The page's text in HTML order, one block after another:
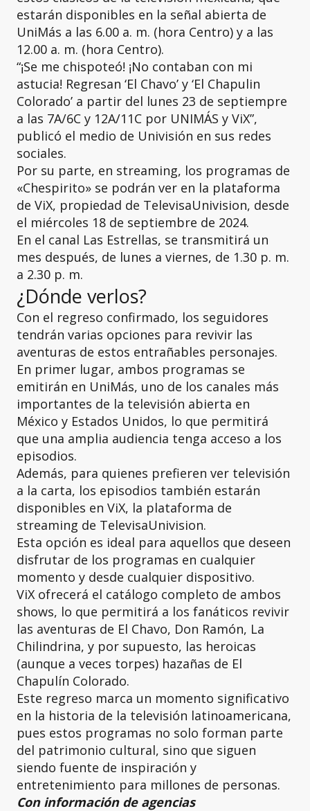
estarán disponibles en la señal abierta de
UniMás a las 6.00 a. m. (hora Centro) y a las
12.00 a. m. (hora Centro).
“¡Se me chispoteó! ¡No contaban con mi
astucia! Regresan ‘El Chavo’ y ‘El Chapulin
Colorado’ a partir del lunes 23 de septiempre
a las 7A/6C y 12A/11C por UNIMÁS y ViX”,
publicó el medio de Univisión en sus redes
sociales.
Por su parte, en streaming, los programas de
«Chespirito» se podrán ver en la plataforma
de ViX, propiedad de TelevisaUnivision, desde
el miércoles 18 de septiembre de 2024.
En el canal Las Estrellas, se transmitirá un
mes después, de lunes a viernes, de 1.30 p. m.
a 2.30 p. m.
¿Dónde verlos?
Con el regreso confirmado, los seguidores
tendrán varias opciones para revivir las
aventuras de estos entrañables personajes.
En primer lugar, ambos programas se
emitirán en UniMás, uno de los canales más
importantes de la televisión abierta en
México y Estados Unidos, lo que permitirá
que una amplia audiencia tenga acceso a los
episodios.
Además, para quienes prefieren ver televisión
a la carta, los episodios también estarán
disponibles en ViX, la plataforma de
streaming de TelevisaUnivision.
Esta opción es ideal para aquellos que deseen
disfrutar de los programas en cualquier
momento y desde cualquier dispositivo.
ViX ofrecerá el catálogo completo de ambos
shows, lo que permitirá a los fanáticos revivir
las aventuras de El Chavo, Don Ramón, La
Chilindrina, y por supuesto, las heroicas
(aunque a veces torpes) hazañas de El
Chapulín Colorado.
Este regreso marca un momento significativo
en la historia de la televisión latinoamericana,
pues estos programas no solo forman parte
del patrimonio cultural, sino que siguen
siendo fuente de inspiración y
entretenimiento para millones de personas.
Con información de agencias